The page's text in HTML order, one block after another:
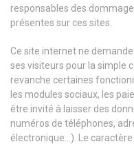
responsables des
présentes sur ces sites.
Ce site internet ne
ses visiteurs pour la simple
revanche certaines
les modules sociaux, les
être invité à laisser des
numéros de téléphones,
électronique…). Le